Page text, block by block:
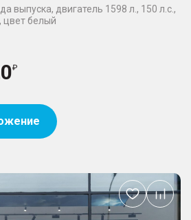
выпуска, двигатель 1598 л., 150 л.с.,
цвет белый
Добавить
в